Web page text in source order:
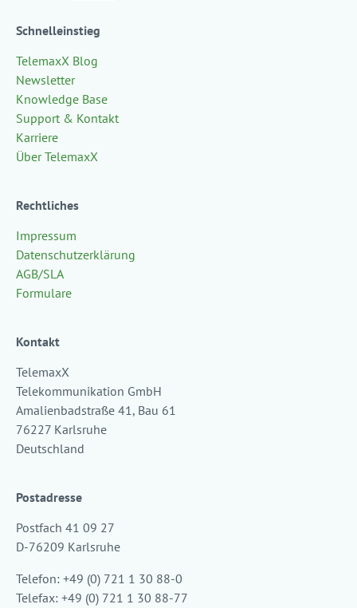
Schnelleinstieg
TelemaxX Blog
Newsletter
Knowledge Base
Support & Kontakt
Karriere
Über TelemaxX
Rechtliches
Impressum
Datenschutzerklärung
AGB/SLA
Formulare
Kontakt
TelemaxX
Telekommunikation GmbH
Amalienbadstraße 41, Bau 61
76227 Karlsruhe
Deutschland
Postadresse
Postfach 41 09 27
D-76209 Karlsruhe
Telefon: +49 (0) 721 1 30 88-0
Telefax: +49 (0) 721 1 30 88-77